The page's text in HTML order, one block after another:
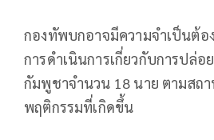
กองทัพบกอาจมีความจำเป็นต้
การดำเนินการเกี่ยวกับการปล่อ
กัมพูชาจำนวน 18 นาย ตามสถ
พฤติกรรมที่เกิดขึ้น